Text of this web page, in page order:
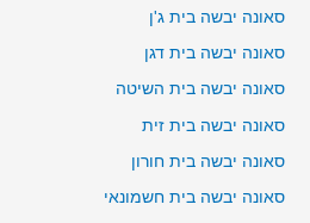
סאונה יבשה בית ג'ן
סאונה יבשה בית דגן
סאונה יבשה בית השיטה
סאונה יבשה בית זית
סאונה יבשה בית חורון
סאונה יבשה בית חשמונאי